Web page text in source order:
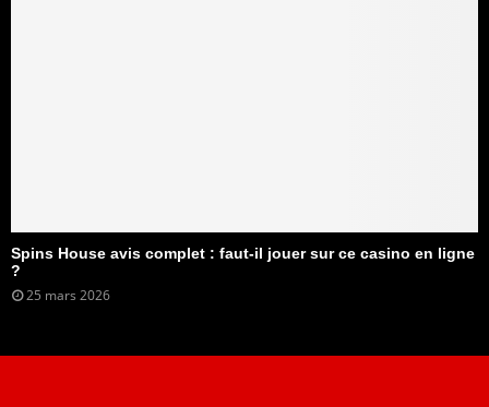
Spins House avis complet : faut-il jouer sur ce casino en ligne
?
25 mars 2026